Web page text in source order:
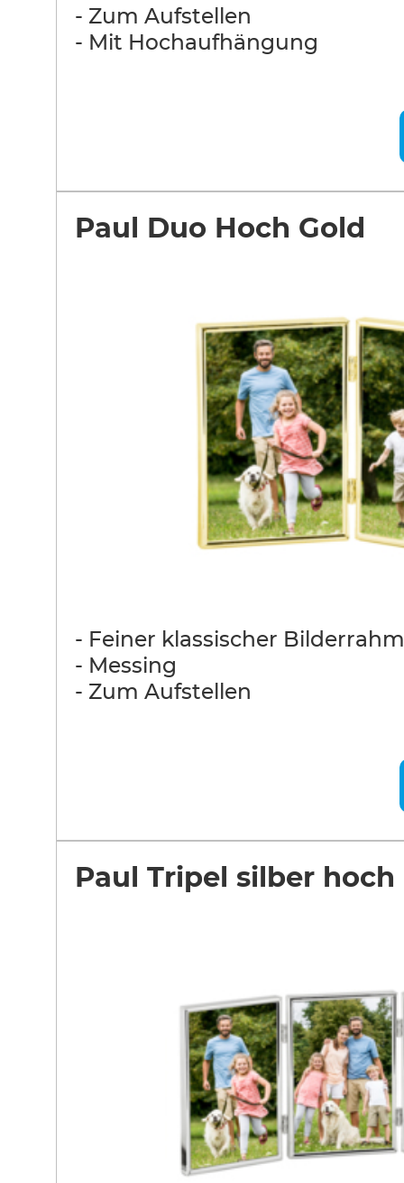
- Zum Aufstellen
- Mit Hochaufhängung
Paul Duo Hoch Gold
- Feiner klassischer
- Messing
- Zum Aufstellen
Paul Tripel silber hoch